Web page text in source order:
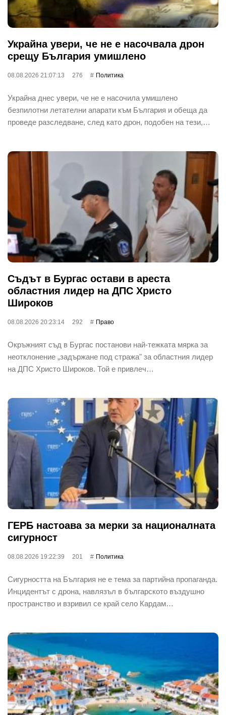
Украйна увери, че не е насочвала дрон
срещу България умишлено
08.08.2026 21:07:13 276 Политика
Украйна днес увери, че не е насочила умишлено
безпилотни летателни апарати към България и обеща да
проведе разследване, след като дрон, подобен на тези,…
Съдът в Бургас остави в ареста
областния лидер на ДПС Христо
Широков
08.08.2026 20:23:14 292 Право
Окръжният съд в Бургас постанови най-тежката мярка за
неотклонение „задържане под стража" за областния лидер
на ДПС Христо Широков. Той е привлеч…
ГЕРБ настоава за мерки за националната
сигурност
08.08.2026 19:22:39 201 Политика
Сигурността на България не е тема за партийна пропаганда.
Инцидентът с дрона, навлязъл в българското въздушно
пространство и взривил се край село Кардам…